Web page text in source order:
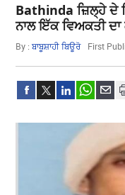
Bathinda ਜ਼ਿਲ੍ਹੇ ਦੇ
ਨਾਲ ਇੱਕ ਵਿਅਕਤੀ
By :ਬਾਬੂਸ਼ਾਹੀ ਬਿਊਰੋ First